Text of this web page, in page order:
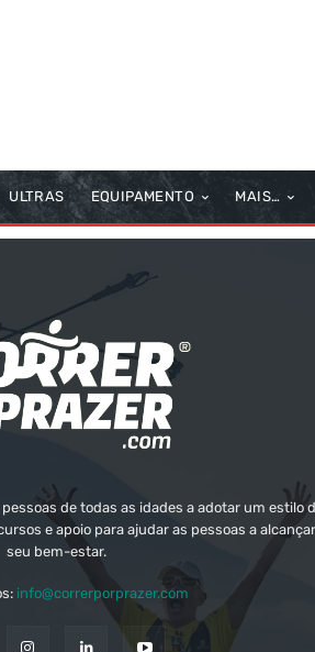
ULTRAS EQUIPAMENTO MAIS…
de todas as idades a adotar um estilo
e apoio para ajudar as pessoas a
seu bem-estar.
info@correrporprazer.com